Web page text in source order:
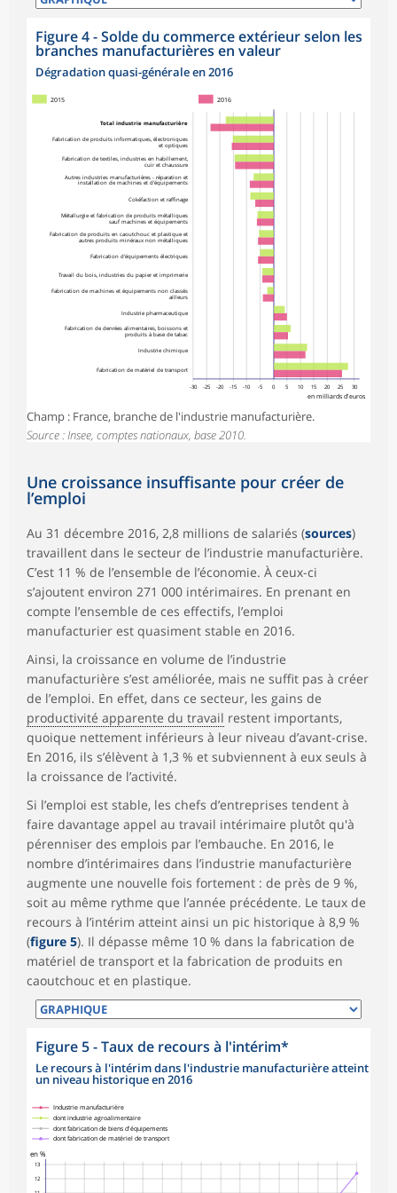
Figure 4 - Solde du commerce extérieur selon les
branches manufacturières en valeur
Dégradation quasi-générale en 2016
0 5 10 15 20 25 30
-5
-10
-15
-20
-25
-30
en milliards d'euros
Total industrie manufacturière
Fabrication de produits informatiques, électroniques
et optiques
Fabrication de textiles, industries en habillement,
cuir et chaussure
Autres industries manufacturières - réparation et
installation de machines et d'équipements
Cokéfaction et raffinage
Métallurgie et fabrication de produits métalliques
sauf machines et équipements
Fabrication de produits en caoutchouc et plastique et
autres produits minéraux non métalliques
Fabrication d'équipements électriques
Travail du bois, industries du papier et imprimerie
Fabrication de machines et équipements non classés
ailleurs
Industrie pharmaceutique
Fabrication de denrées alimentaires, boissons et
produits à base de tabac
Industrie chimique
Fabrication de matériel de transport
2015 2016
Champ : France, branche de l'industrie manufacturière.
Source : Insee, comptes nationaux, base 2010.
Une croissance insuffisante pour créer de
l’emploi
Au 31 décembre 2016, 2,8 millions de salariés (sources)
travaillent dans le secteur de l’industrie manufacturière.
C’est 11 % de l’ensemble de l’économie. À ceux-ci
s’ajoutent environ 271 000 intérimaires. En prenant en
compte l’ensemble de ces effectifs, l’emploi
manufacturier est quasiment stable en 2016.
Ainsi, la croissance en volume de l’industrie
manufacturière s’est améliorée, mais ne suffit pas à créer
de l’emploi. En effet, dans ce secteur, les gains de
productivité apparente du travail restent importants,
quoique nettement inférieurs à leur niveau d’avant-crise.
En 2016, ils s’élèvent à 1,3 % et subviennent à eux seuls à
la croissance de l’activité.
Si l’emploi est stable, les chefs d’entreprises tendent à
faire davantage appel au travail intérimaire plutôt qu'à
pérenniser des emplois par l’embauche. En 2016, le
nombre d’intérimaires dans l’industrie manufacturière
augmente une nouvelle fois fortement : de près de 9 %,
soit au même rythme que l’année précédente. Le taux de
recours à l’intérim atteint ainsi un pic historique à 8,9 %
(figure 5). Il dépasse même 10 % dans la fabrication de
matériel de transport et la fabrication de produits en
caoutchouc et en plastique.
Figure 5 - Taux de recours à l'intérim*
Le recours à l'intérim dans l'industrie manufacturière atteint
un niveau historique en 2016
12
13
en %
Industrie manufacturière
dont industrie agroalimentaire
dont fabrication de biens d'équipements
dont fabrication de matériel de transport